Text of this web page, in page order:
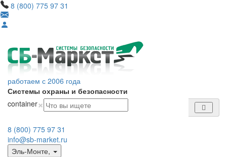
8 (800) 775 97 31
работаем с 2006 года
Системы охраны и безопасности
container×
8 (800) 775 97 31
info@sb-market.ru
Эль-Монте,